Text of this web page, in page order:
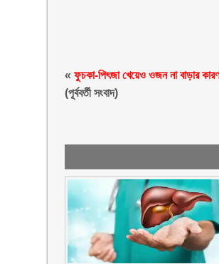
«ফুচকা-পিৎজা খেয়েও ওজন না বাড়ার
(পূর্ববর্তী সংবাদ)